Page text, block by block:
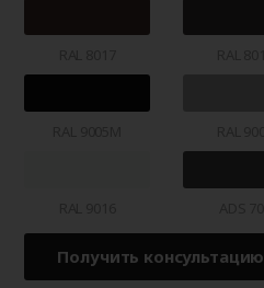
Получить консультацию